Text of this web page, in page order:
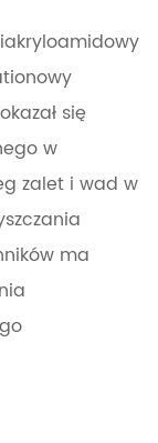
się
w
zalet i wad w
ma